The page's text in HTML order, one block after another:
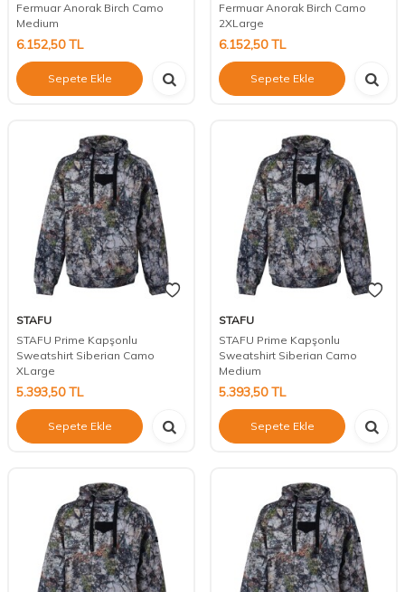
Fermuar Anorak Birch Camo
Medium
6.152,50TL
Sepete Ekle
Fermuar Anorak Birch Camo
2XLarge
6.152,50TL
Sepete Ekle
STAFU
STAFU Prime Kapşonlu
Sweatshirt Siberian Camo
XLarge
5.393,50TL
Sepete Ekle
STAFU
STAFU Prime Kapşonlu
Sweatshirt Siberian Camo
Medium
5.393,50TL
Sepete Ekle